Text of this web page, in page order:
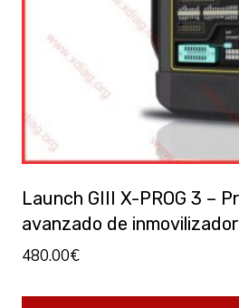
Launch GIII X-PROG 3 –
avanzado de
480.00€